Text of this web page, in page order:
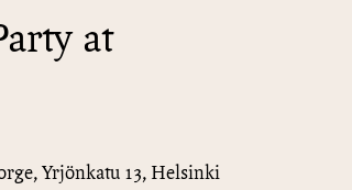
at
Yrjönkatu 13, Helsinki